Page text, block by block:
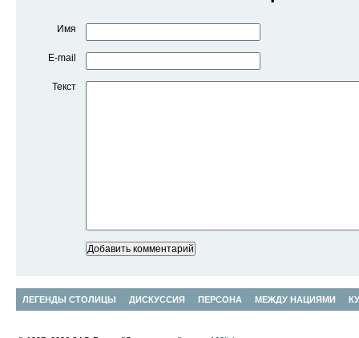
Имя
E-mail
Текст
ЛЕГЕНДЫ СТОЛИЦЫ ДИСКУССИЯ ПЕРСОНА МЕЖДУ НАЦИЯМИ